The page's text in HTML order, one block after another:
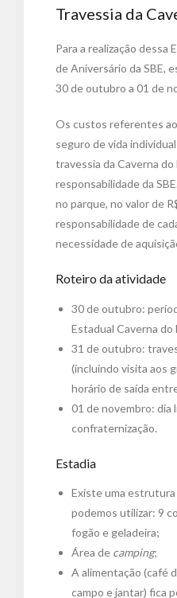
Travessia da
Para a realização dessa
de Aniversário da SBE,
30 de outubro a 01 de
Os custos referentes
seguro de vida
travessia da Caverna
responsabilidade da
no parque, no valor de
responsabilidade de
necessidade de
Roteiro da atividade
30 de outubro:
Estadual Caverna do
31 de outubro:
(incluindo visita aos
horário de saída
01 de novembro: dia
confraternização.
Estadia
Existe uma
podemos utilizar: 9
fogão e geladeira;
Área de camping;
A alimentação (café
campo e jantar) fica